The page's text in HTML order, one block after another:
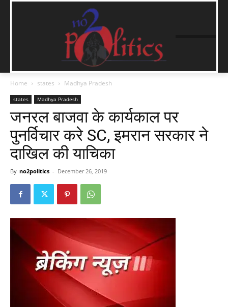
Home states Madhya Pradesh
states Madhya Pradesh
जनरल बाजवा के कार्यकाल पर
पुनर्विचार करे SC, इमरान सरकार ने
दाखिल की याचिका
By no2politics - December 26, 2019